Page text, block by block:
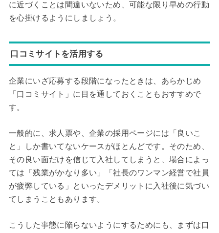
に近づくことは間違いないため、可能な限り早めの行動
を心掛けるようにしましょう。
口コミサイトを活用する
企業にいざ応募する段階になったときは、あらかじめ
「口コミサイト」に目を通しておくこともおすすめで
す。
一般的に、求人票や、企業の採用ページには「良いこ
と」しか書いてないケースがほとんどです。そのため、
その良い面だけを信じて入社してしまうと、場合によっ
ては「残業がかなり多い」「社長のワンマン経営で社員
が疲弊している」といったデメリットに入社後に気づい
てしまうこともあります。
こうした事態に陥らないようにするためにも、まずは口